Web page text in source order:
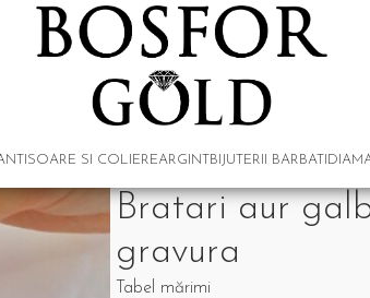
SI COLIEREARGINTBIJUTERII BARBATI
Bratari aur
gravura
Tabel mărimi